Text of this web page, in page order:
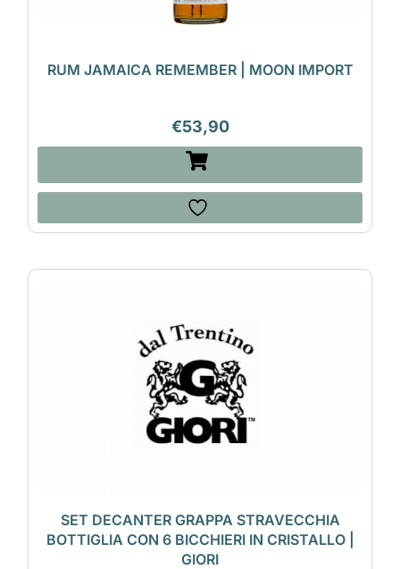
RUM JAMAICA REMEMBER | MOON IMPORT
€53,90
SET DECANTER GRAPPA STRAVECCHIA
BOTTIGLIA CON 6 BICCHIERI IN CRISTALLO |
GIORI